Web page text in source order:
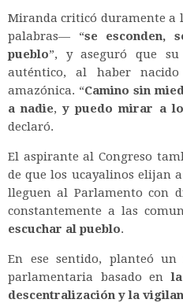
Miranda criticó duramente a
palabras— “se esconden,
pueblo”, y aseguró que
auténtico, al haber
amazónica. “Camino sin
a nadie,y puedo mirar a
declaró.
El aspirante al Congreso
de que los ucayalinos elijan
lleguen al Parlamento con
constantemente a las
escuchar al pueblo.
En ese sentido, planteó un
parlamentaria basado en
descentralización y la